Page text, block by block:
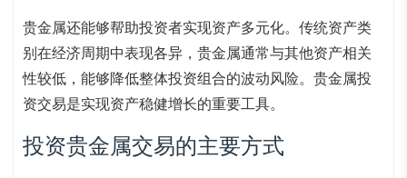
贵金属还能够帮助投资者实现资产多元化。传统资产类
别在经济周期中表现各异，贵金属通常与其他资产相关
性较低，能够降低整体投资组合的波动风险。贵金属投
资交易是实现资产稳健增长的重要工具。
投资贵金属交易的主要方式